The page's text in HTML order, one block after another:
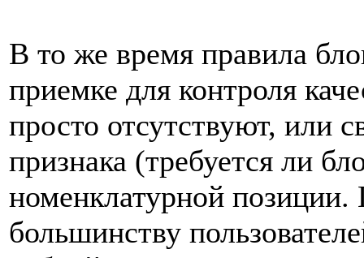
В то же время правила
приемке для контроля
просто отсутствуют, или
признака (требуется ли
номенклатурной позиции.
большинству